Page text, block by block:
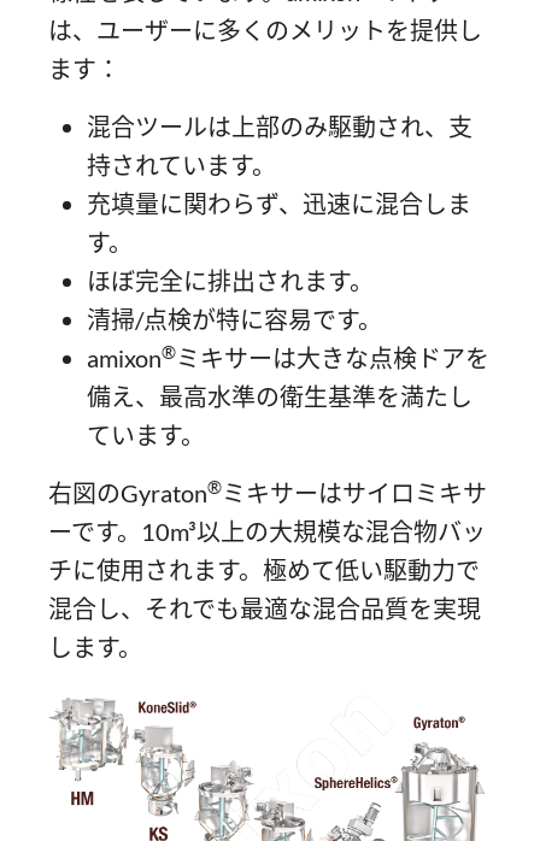
は、ユーザーに多くのメリットを提供し
ます：
混合ツールは上部のみ駆動され、支
持されています。
充填量に関わらず、迅速に混合しま
す。
ほぼ完全に排出されます。
清掃/点検が特に容易です。
amixon®ミキサーは大きな点検ドアを
備え、最高水準の衛生基準を満たし
ています。
右図のGyraton®ミキサーはサイロミキサ
ーです。10m³以上の大規模な混合物バッ
チに使用されます。極めて低い駆動力で
混合し、それでも最適な混合品質を実現
します。